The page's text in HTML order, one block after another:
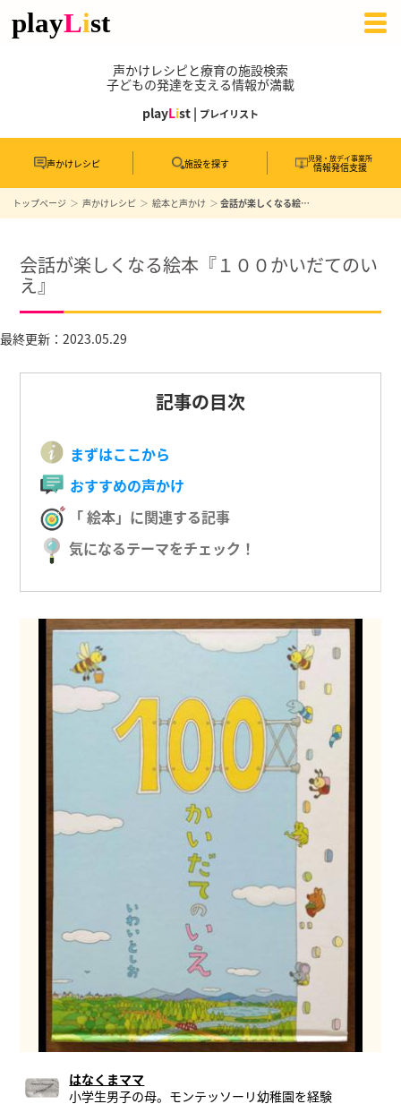
声かけレシピと療育の施設検索
子どもの発達を支える情報が満載
playList | プレイリスト
声かけレシピ 施設を探す 児発・放デイ事業所
情報発信支援
トップページ 声かけレシピ 絵本と声かけ 会話が楽しくなる絵本『１００かいだてのいえ』
会話が楽しくなる絵本『１００かいだてのい
え』
最終更新：2023.05.29
記事の目次
まずはここから
おすすめの声かけ
「 絵本」に関連する記事
気になるテーマをチェック！
はなくまママ
小学生男子の母。モンテッソーリ幼稚園を経験